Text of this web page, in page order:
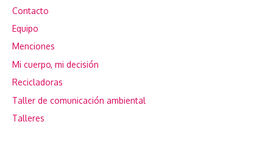
Contacto
Equipo
Menciones
Mi cuerpo, mi decisión
Recicladoras
Taller de comunicación ambiental
Talleres